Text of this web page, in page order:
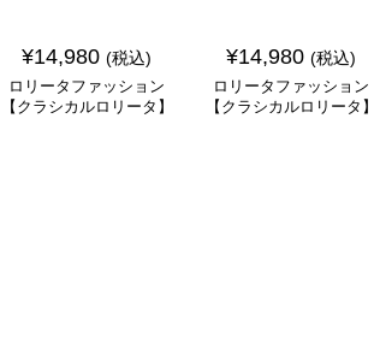
¥14,980 (税込)
ロリータファッション
【クラシカルロリータ】
¥14,980 (税込)
ロリータファッション
【クラシカルロリータ】